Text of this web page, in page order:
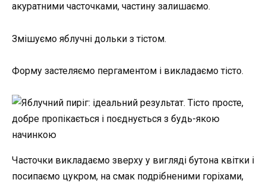
акуратними часточками, частину залишаємо.
Змішуємо яблучні дольки з тістом.
Форму застеляємо пергаментом і викладаємо тісто.
Часточки викладаємо зверху у вигляді бутона квітки і
посипаємо цукром, на смак подрібненими горіхами,